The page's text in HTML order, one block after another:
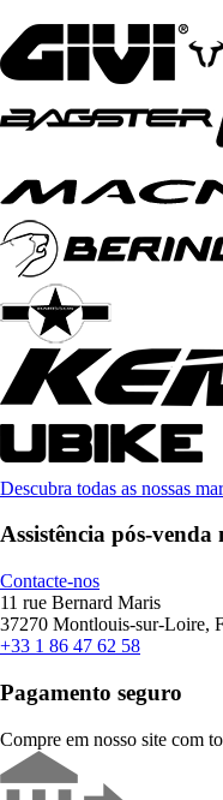
Descubra todas as nossas
Assistência pós-
Contacte-nos
11 rue Bernard Maris
37270 Montlouis-sur-Loire,
+33 1 86 47 62 58
Pagamento seguro
Compre em nosso site com